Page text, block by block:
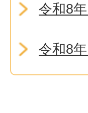
令和8
令和8